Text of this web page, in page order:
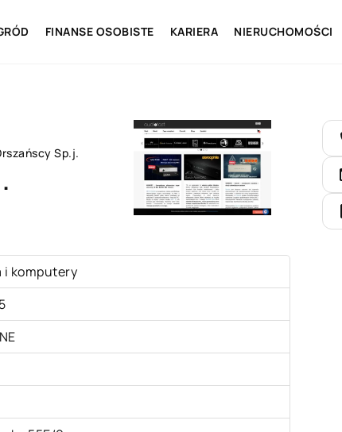
FINANSE OSOBISTE KARIERA NIERUCHOMOŚCI
Sp.j.
i komputery